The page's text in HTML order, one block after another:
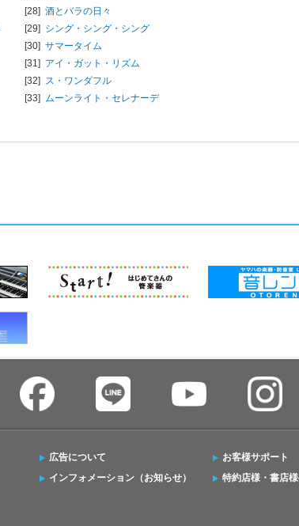
[28] 酒とバラの日々
[29] シング・シング・シング
[30] サマータイム
[31] アイ・ガット・リズム
[32] ス・ワンダフル
[33] ムーンライト・セレナーデ
広告について
インフォメーション（お知らせ）
お客様サポート
特約店様・書店